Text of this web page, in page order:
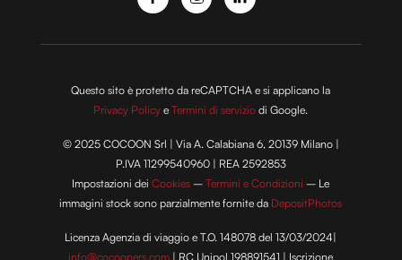
Questo sito è protetto da reCAPTCHA e si applicano la
Privacy Policy eTermini di servizio di Google.
© 2025 COCOON Srl | Via A. Calabiana 6, 20139 Milano |
P.IVA 11299540960 | REA 2592853
Impostazioni deiCookies –Termini e Condizioni – Le
immagini stock sono parzialmente fornite da DepositPhotos
Licenza Agenzia di viaggio e T.O. 148078 del 13/03/2024|
info@cocooners.com | RC Unipol 198891541 | Iscrizione